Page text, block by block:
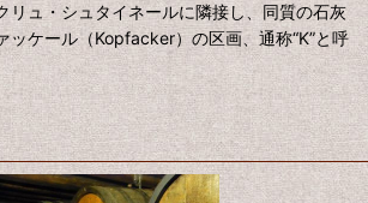
リュ・シュタイネールに隣接し、同質の石灰
ッケール（Kopfacker）の区画、通称“K”と呼